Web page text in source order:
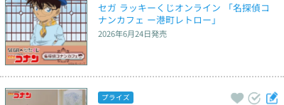
セガ ラッキーくじオンライン 「名探偵コ
ナンカフェ ー港町レトロー」
2026年6月24日発売
プライズ